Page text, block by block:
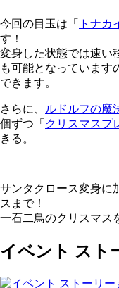
今回の目玉は「 トナカ
す！
変身した状態では速い
も可能となっています
できます。
さらに、 ルドルフの魔
個ずつ「 クリスマスプ
きる。
サンタクロース変身に
スまで！
一石二鳥のクリスマス
イベント スト